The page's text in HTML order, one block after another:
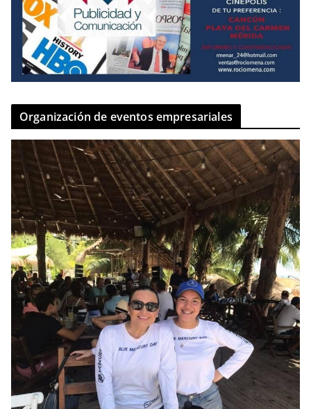
Organización de eventos empresariales